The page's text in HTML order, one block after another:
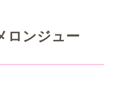
ロンジュー